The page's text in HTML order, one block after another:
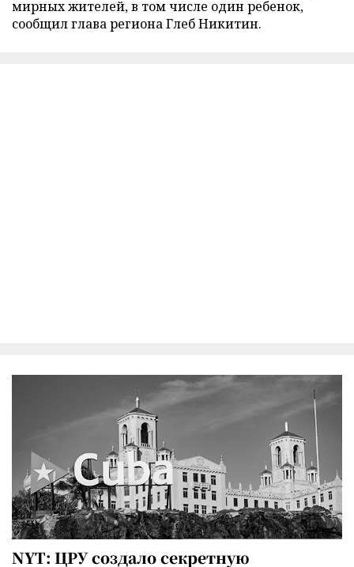
мирных жителей, в том числе один ребенок,
сообщил глава региона Глеб Никитин.
NYT: ЦРУ создало секретную